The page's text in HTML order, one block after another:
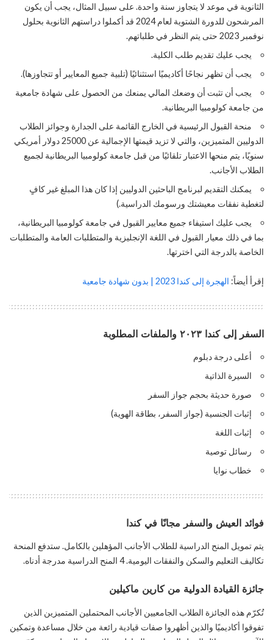
الثانوية في موعد لا يتجاوز سنة واحدة. على سبيل المثال، يجب أن يكون
المرشحون للدورة الشتوية لعام 2024 قد أكملوا دراستهم الثانوية بحلول
نوفمبر 2023 حتى يتم النظر في طلباتهم.
يجب عليك تقديم طلب الكلية.
يجب أن تظهر نجاحًا أكاديميًا استثنائيًا (تلبية جميع المعايير أو تتجاوزها).
يجب أن تثبت أن وضعك المالي يمنعك من الحصول على شهادة جامعية
من جامعة كولومبيا البريطانية.
منحة القبول الرئيسية في الخارج القائمة على الجدارة وجوائز الطلاب
الدوليين المتميزين، والتي لا تزيد قيمتها الإجمالية عن 25000 دولار أمريكي
سنويًا، يتم منحها الاعتبار تلقائيًا من قبل جامعة كولومبيا البريطانية لجميع
الطلاب الأجانب.
يمكنك التقديم لبرنامج الباحثين الدوليين إذا كان هذا المبلغ غير كافٍ
لتغطية نفقات معيشتك ورسومك الدراسية.)
يجب عليك استيفاء جميع معايير القبول في جامعة كولومبيا البريطانية،
بما في ذلك معيار القبول في اللغة الإنجليزية والمتطلبات العامة والمتطلبات
الخاصة بالدرجة التي اخترتها.
إقرأ أيضاً: الهجرة إلى كندا 2023 | بدون شهادة جامعية
السفر إلى كندا ٢٠٢٣ والملفات المطلوبة
أعلى درجة دبلوم
السيرة الذاتية
صورة حديثة بحجم جواز السفر
إثبات الجنسية (جواز السفر، بطاقة الهوية)
إثبات اللغة
رسائل توصية
خطاب نوايا
فوائد العيش والسفر مجانًا في كندا
يتم تمويل المنح الدراسية للطلاب الأجانب المؤهلين بالكامل. ستدفع المنحة
تكاليف التعليم والسكن والنفقات اليومية. 4 المنح الدراسية مدرجة أدناه.
جائزة القيادة الدولية من كارين ماكيلين
تُكرّم هذه الجائزة الطلاب الجامعيين الأجانب المحتملين المتميزين الذين
تفوقوا أكاديميًا والذين أظهروا صفات قيادية رائعة من خلال مساعدة وتمكين